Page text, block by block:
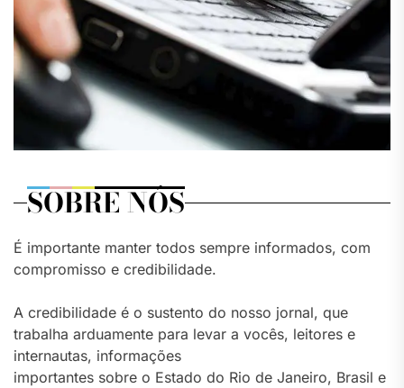
SOBRE NÓS
É importante manter todos sempre informados, com
compromisso e credibilidade.
A credibilidade é o sustento do nosso jornal, que
trabalha arduamente para levar a vocês, leitores e
internautas, informações
importantes sobre o Estado do Rio de Janeiro, Brasil e